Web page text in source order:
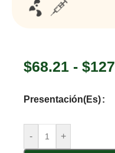
$68.21 - $
Presentación(es)
- +